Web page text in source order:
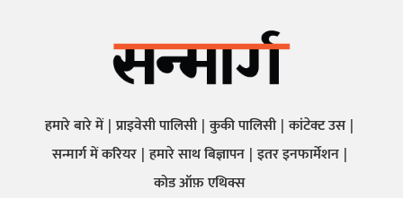
हमारे बारे में प्राइवेसी पालिसी कुकी पालिसी कांटेक्ट उस
सन्मार्ग में करियर हमारे साथ बिज्ञापन इतर इनफार्मेशन
कोड ऑफ़ एथिक्स